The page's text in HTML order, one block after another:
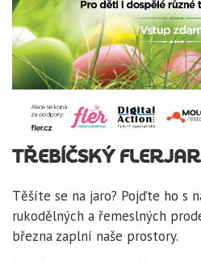
TŘEBÍČSKÝ
Těšíte se na jaro? Pojďte ho s
rukodělných a řemeslných
března zaplní naše prostory.